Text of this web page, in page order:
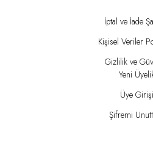
İptal ve İade
Kişisel Veriler
Gizlilik ve
Yeni
Üye Girişi
Şifremi